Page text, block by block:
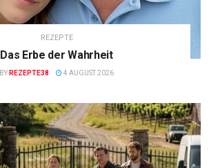
REZEPTE
Das Erbe der Wahrheit
BY REZEPTE38 4 AUGUST 2026